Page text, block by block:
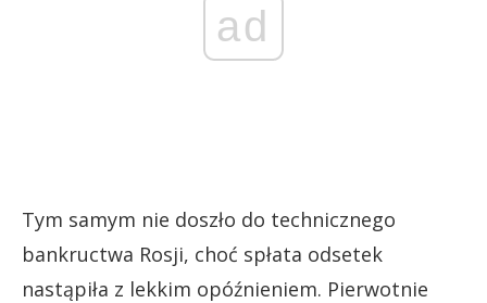
ad
Tym samym nie doszło do technicznego
bankructwa Rosji, choć spłata odsetek
nastąpiła z lekkim opóźnieniem. Pierwotnie